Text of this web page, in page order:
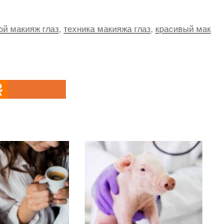
макияж глаз техника макияжа глаз красивый